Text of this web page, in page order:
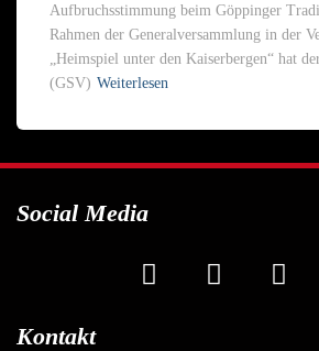
Aufbruchsstimmung beim Göppinger
Rahmen der Generalversammlung in der
„Heimspiel unter den Kaiserbergen“ hat
(GSV) Weiterlesen
Social Media
Kontakt